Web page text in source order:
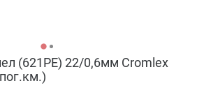
(621PE) 22/0,6мм Cromlex